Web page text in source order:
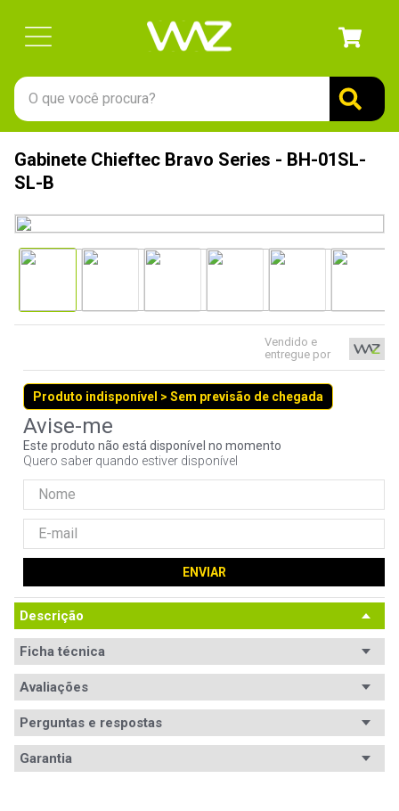
O que você procura?
Gabinete Chieftec Bravo Series - BH-01SL-
SL-B
Vendido e
entregue por
Produto indisponível > Sem previsão de chegada
Este produto não está disponível no momento
Quero saber quando estiver disponível
ENVIAR
Descrição
Ficha técnica
Avaliações
Avaliações
Perguntas e respostas
Garantia
1º
gabinete
3º
teclado
ssd
6º
mouse
8º
fractal
10º hd